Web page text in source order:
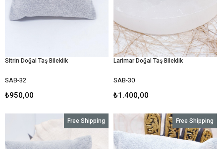
Sitrin Doğal Taş Bileklik
SAB-32
₺950,00
Larimar Doğal Taş Bileklik
SAB-30
₺1.400,00
Free Shipping Free Shipping